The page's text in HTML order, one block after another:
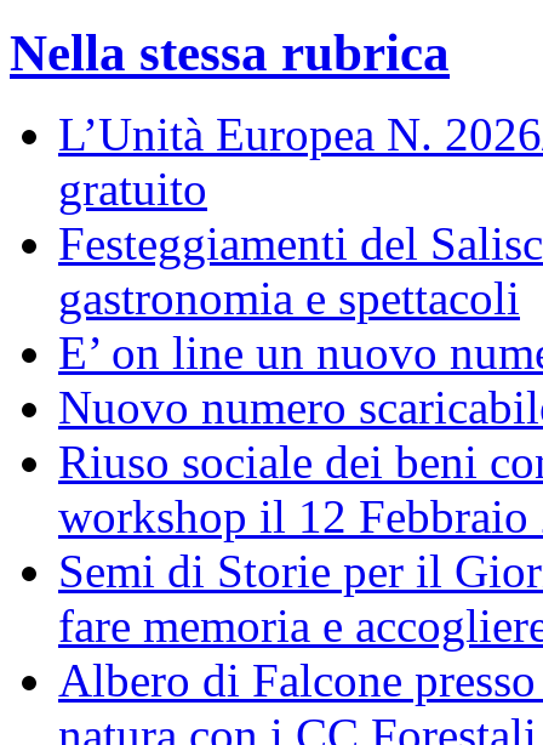
Nella stessa rubrica
L’Unità Europea N.
gratuito
Festeggiamenti del
gastronomia e spettacoli
E’ on line un nuovo
Nuovo numero
Riuso sociale dei beni
workshop il 12 Febbraio
Semi di Storie per il
fare memoria e
Albero di Falcone